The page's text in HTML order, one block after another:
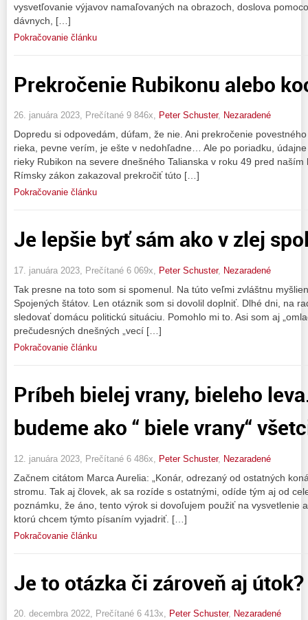
vysvetľovanie výjavov namaľovaných na obrazoch, doslova
dávnych, […]
Pokračovanie článku
Prekročenie Rubikonu alebo
26. januára 2023, Prečítané 9 846x, Peter Schuster, Nezaradené
Dopredu si odpovedám, dúfam, že nie. Ani prekročenie
rieka, pevne verím, je ešte v nedohľadne… Ale po poriadku,
rieky Rubikon na severe dnešného Talianska v roku 49 pred
Rímsky zákon zakazoval prekročiť túto […]
Pokračovanie článku
Je lepšie byť sám ako v zlej
17. januára 2023, Prečítané 6 069x, Peter Schuster, Nezaradené
Tak presne na toto som si spomenul. Na túto veľmi zvláštnu
Spojených štátov. Len otáznik som si dovolil doplniť. Dlhé dni, na
sledovať domácu politickú situáciu. Pomohlo mi to. Asi som aj
prečudesných dnešných „vecí […]
Pokračovanie článku
Príbeh bielej vrany, bieleho
budeme ako “ biele vrany“
12. januára 2023, Prečítané 6 486x, Peter Schuster, Nezaradené
Začnem citátom Marca Aurelia: „Konár, odrezaný od ostatných
stromu. Tak aj človek, ak sa rozíde s ostatnými, odíde tým aj od
poznámku, že áno, tento výrok si dovoľujem použiť na vysvetlenie
ktorú chcem týmto písaním vyjadriť. […]
Pokračovanie článku
Je to otázka či zároveň aj útok?
20. decembra 2022, Prečítané 6 413x, Peter Schuster, Nezaradené